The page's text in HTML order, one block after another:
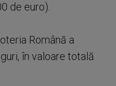
de euro).
Română a
în valoare totală